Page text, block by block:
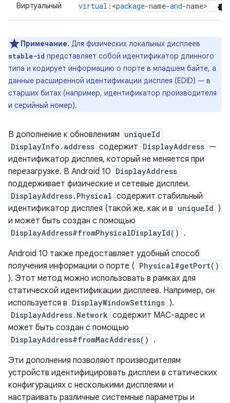
Виртуальный virtual :<package-name-and-name>
Примечание. Для физических локальных дисплеев
stable-id представляет собой идентификатор длинного
типа и кодирует информацию о порте в младшем байте, а
данные расширенной идентификации дисплея (EDID) — в
старших битах (например, идентификатор производителя
и серийный номер).
В дополнение к обновлениям uniqueId
DisplayInfo.address содержит DisplayAddress —
идентификатор дисплея, который не меняется при
перезагрузке. В Android 10 DisplayAddress
поддерживает физические и сетевые дисплеи.
DisplayAddress.Physical содержит стабильный
идентификатор дисплея (такой же, как и в uniqueId )
и может быть создан с помощью
DisplayAddress#fromPhysicalDisplayId()
.
Android 10 также предоставляет удобный способ
получения информации о порте ( Physical#getPort()
). Этот метод можно использовать в рамках для
статической идентификации дисплеев. Например, он
используется в DisplayWindowSettings ).
DisplayAddress.Network содержит MAC-адрес и
может быть создан с помощью
DisplayAddress#fromMacAddress()
.
Эти дополнения позволяют производителям
устройств идентифицировать дисплеи в статических
конфигурациях с несколькими дисплеями и
настраивать различные системные параметры и